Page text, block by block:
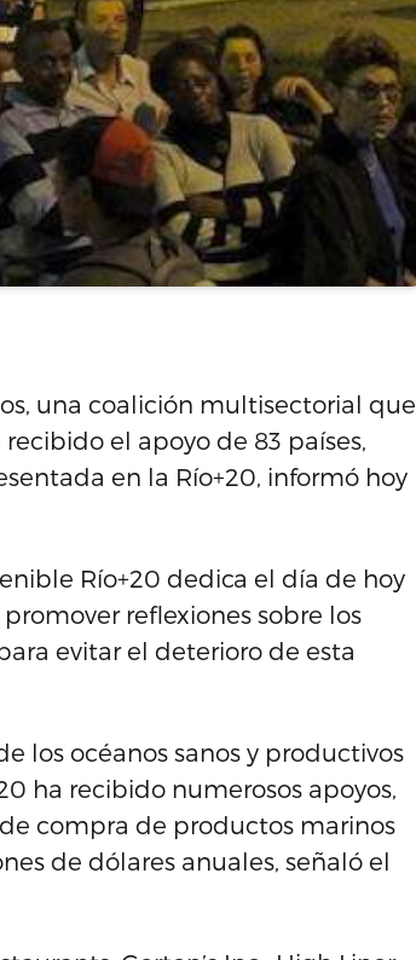
una coalición multisectorial que
el apoyo de 83 países,
en la Río+20, informó hoy
Río+20 dedica el día de hoy
reflexiones sobre los
evitar el deterioro de esta
los océanos sanos y productivos
ha recibido numerosos apoyos,
compra de productos marinos
de dólares anuales, señaló el